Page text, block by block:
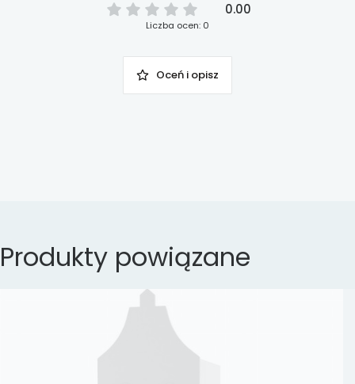
0.00
Liczba ocen: 0
Oceń i opisz
Produkty powiązane